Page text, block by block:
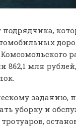
862,1 млн
заданию,
уборку и